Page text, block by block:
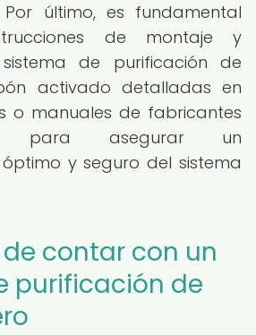
Por último, es fundamental
de montaje y
de purificación de
activado detalladas en
o manuales de fabricantes
para asegurar un
y seguro del sistema
contar con un
purificación de